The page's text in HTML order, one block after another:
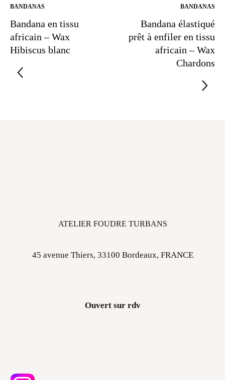
BANDANAS
Bandana en tissu
africain – Wax
Hibiscus blanc
BANDANAS
Bandana élastiqué
prêt à enfiler en tissu
africain – Wax
Chardons
ATELIER FOUDRE TURBANS
45 avenue Thiers, 33100 Bordeaux, FRANCE
Ouvert sur rdv